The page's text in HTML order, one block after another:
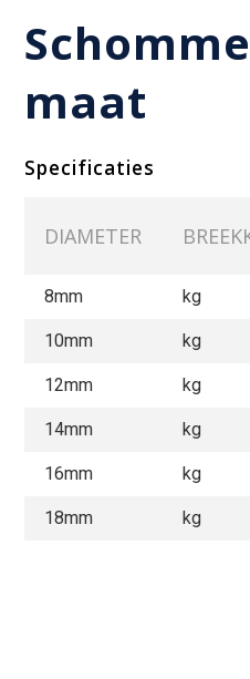
maat
Specificaties
DIAMETER
8mm kg
10mm kg
12mm kg
14mm kg
16mm kg
18mm kg